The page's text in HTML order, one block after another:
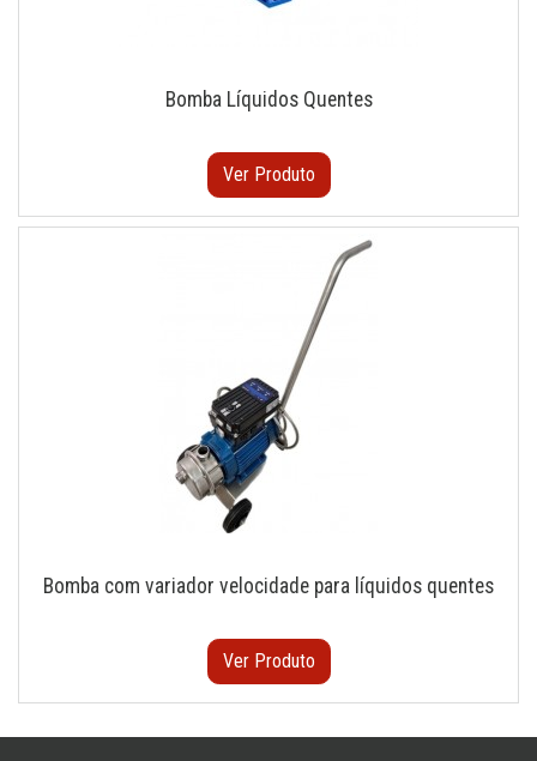
Bomba Líquidos Quentes
Ver Produto
Bomba com variador velocidade para líquidos quentes
Ver Produto